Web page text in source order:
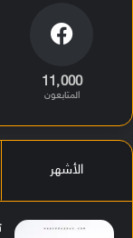
11٬000
المتابعون
الأشهر